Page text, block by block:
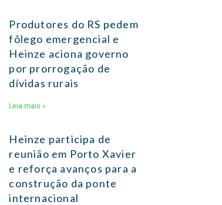
Produtores do RS pedem
fôlego emergencial e
Heinze aciona governo
por prorrogação de
dívidas rurais
Leia mais »
Heinze participa de
reunião em Porto Xavier
e reforça avanços para a
construção da ponte
internacional